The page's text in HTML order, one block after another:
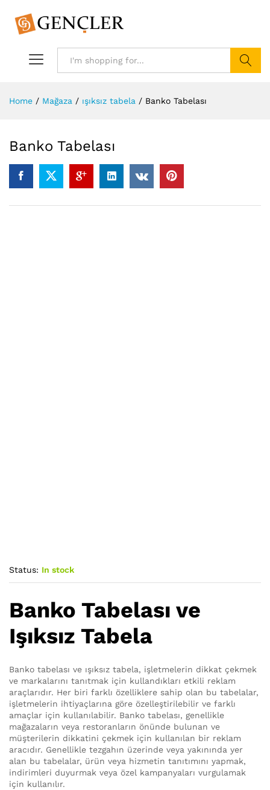
Home / Mağaza / ışıksız tabela / Banko Tabelası
Banko Tabelası
Status: In stock
Banko Tabelası ve
Işıksız Tabela
Banko tabelası ve ışıksız tabela, işletmelerin dikkat çekmek
ve markalarını tanıtmak için kullandıkları etkili reklam
araçlarıdır. Her biri farklı özelliklere sahip olan bu tabelalar,
işletmelerin ihtiyaçlarına göre özelleştirilebilir ve farklı
amaçlar için kullanılabilir. Banko tabelası, genellikle
mağazaların veya restoranların önünde bulunan ve
müşterilerin dikkatini çekmek için kullanılan bir reklam
aracıdır. Genellikle tezgahın üzerinde veya yakınında yer
alan bu tabelalar, ürün veya hizmetin tanıtımını yapmak,
indirimleri duyurmak veya özel kampanyaları vurgulamak
için kullanılır.